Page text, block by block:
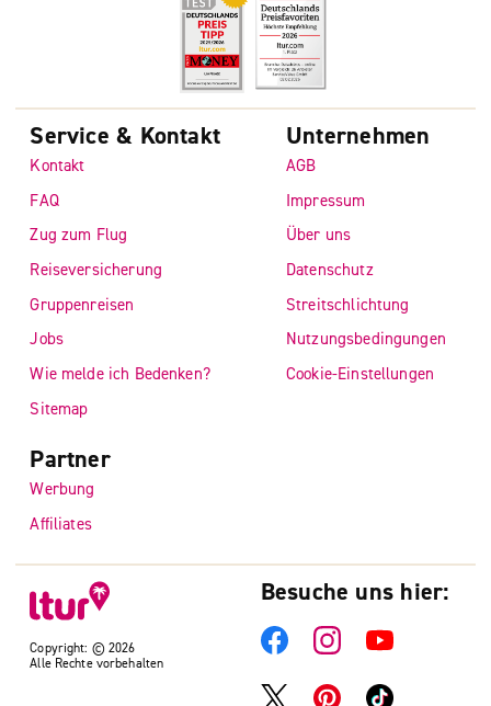
Copyright: © 2026
Alle Rechte vorbehalten
Service & Kontakt
Kontakt
FAQ
Zug zum Flug
Reiseversicherung
Gruppenreisen
Jobs
Wie melde ich Bedenken?
Sitemap
Unternehmen
AGB
Impressum
Über uns
Datenschutz
Streitschlichtung
Nutzungsbedingungen
Cookie-Einstellungen
Partner
Werbung
Affiliates
Besuche uns hier: